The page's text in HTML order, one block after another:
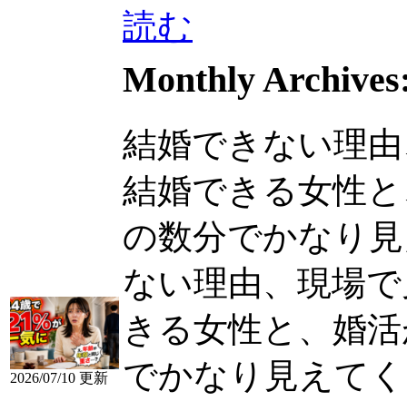
読む
2026/07/10 更新
Monthly
結婚できない理
結婚できる女性
の数分でかなり
ない理由、現場
きる女性と、婚
でかなり見えて